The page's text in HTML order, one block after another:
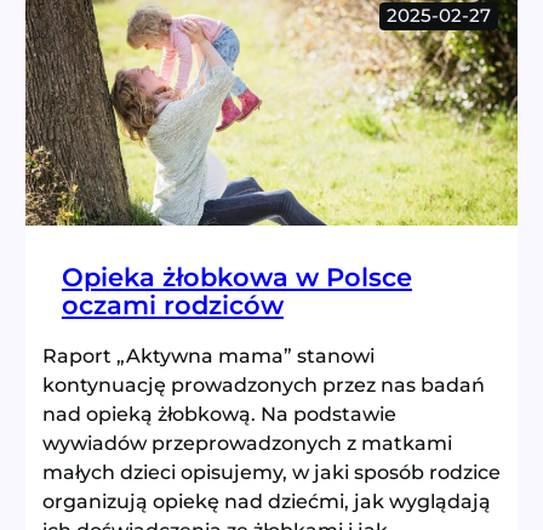
żłobek
dla
rodziny
2025-02-27
Opieka żłobkowa w Polsce
oczami rodziców
Raport „Aktywna mama” stanowi
kontynuację prowadzonych przez nas badań
nad opieką żłobkową. Na podstawie
wywiadów przeprowadzonych z matkami
małych dzieci opisujemy, w jaki sposób rodzice
organizują opiekę nad dziećmi, jak wyglądają